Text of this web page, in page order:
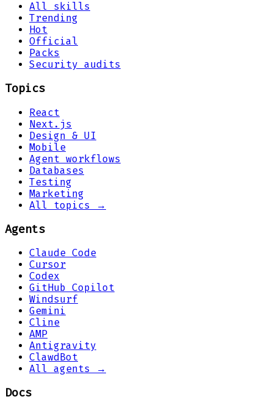
All skills
Trending
Hot
Official
Packs
Security audits
Topics
React
Next.js
Design & UI
Mobile
Agent workflows
Databases
Testing
Marketing
All topics →
Agents
Claude Code
Cursor
Codex
GitHub Copilot
Windsurf
Gemini
Cline
AMP
Antigravity
ClawdBot
All agents →
Docs